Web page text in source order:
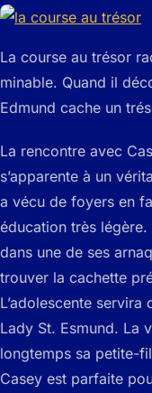
La course au trésor
minable. Quand il
Edmund cache un
La rencontre avec
s’apparente à un
a vécu de foyers en
éducation très
dans une de ses
trouver la cachette
L’adolescente
Lady St. Esmund. La
longtemps sa petite-
Casey est parfaite